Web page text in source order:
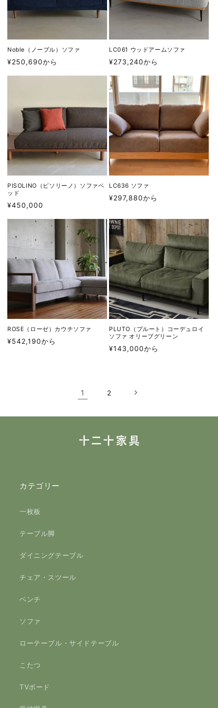
Noble（ノーブル）ソファ
通
常
¥250,690から
LC061 ウッドアームソファ
通
常
価
格
¥273,240から
PISOLINO（ピソリーノ）ソファベ
ッド
通
常
格
¥450,000
LC636 ソファ
通
価
格
¥297,880から
ROSE（ローゼ）カウチソファ
通
¥542,190から
PLUTO（プルート）コーデュロイ
ソファ オリーブグリーン
通
¥143,000から
1 2
カテゴリー
一枚板
テーブル脚
ダイニングテーブル
チェア・スツール
ベンチ
ソファ
ローテーブル・サイドテーブル
こたつ
TVボード